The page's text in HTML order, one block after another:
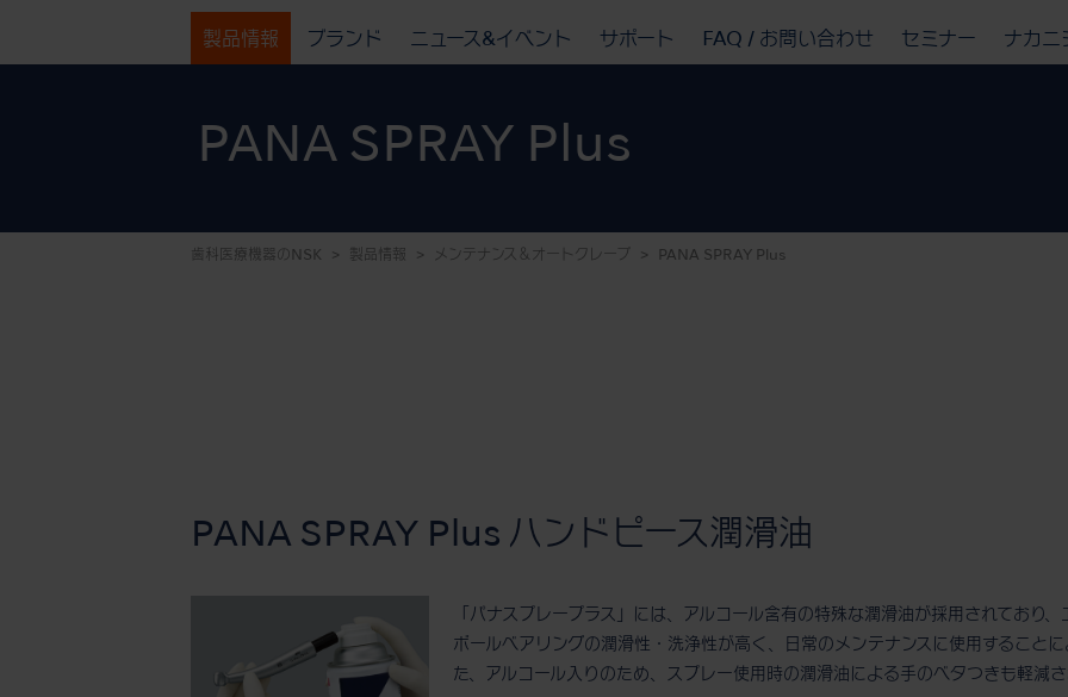
製品情報 ブランド ニュース&イベント サポート FAQ / お問い合わせ セミナー ナカニ
PANA SPRAY Plus
歯科医療機器のNSK 製品情報 メンテナンス＆オートクレーブ PANA SPRAY Plus
PANA SPRAY Plus ハンドピース潤滑油
「パナスプレープラス」には、アルコール含有の特殊な潤滑油が採用されており
ボールベアリングの潤滑性・洗浄性が高く、日常のメンテナンスに使用すること
た、アルコール入りのため、スプレー使用時の潤滑油による手のベタつきも軽減さ